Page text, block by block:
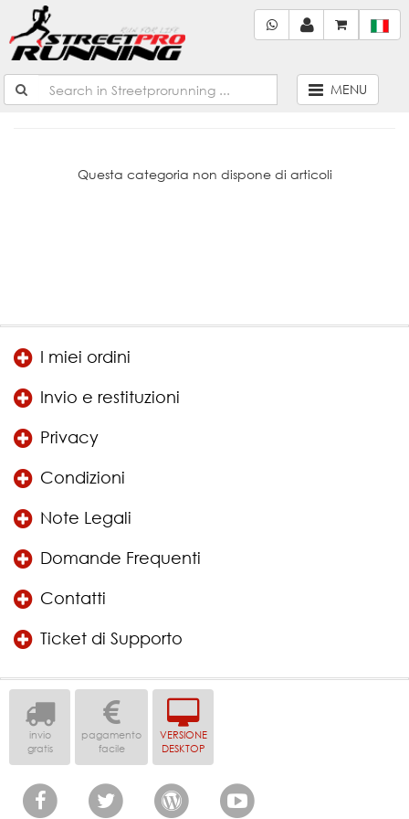
MENU
Questa categoria non dispone di articoli
I miei ordini
Invio e restituzioni
Privacy
Condizioni
Note Legali
Domande Frequenti
Contatti
Ticket di Supporto
invio
gratis
pagamento
facile
VERSIONE
DESKTOP